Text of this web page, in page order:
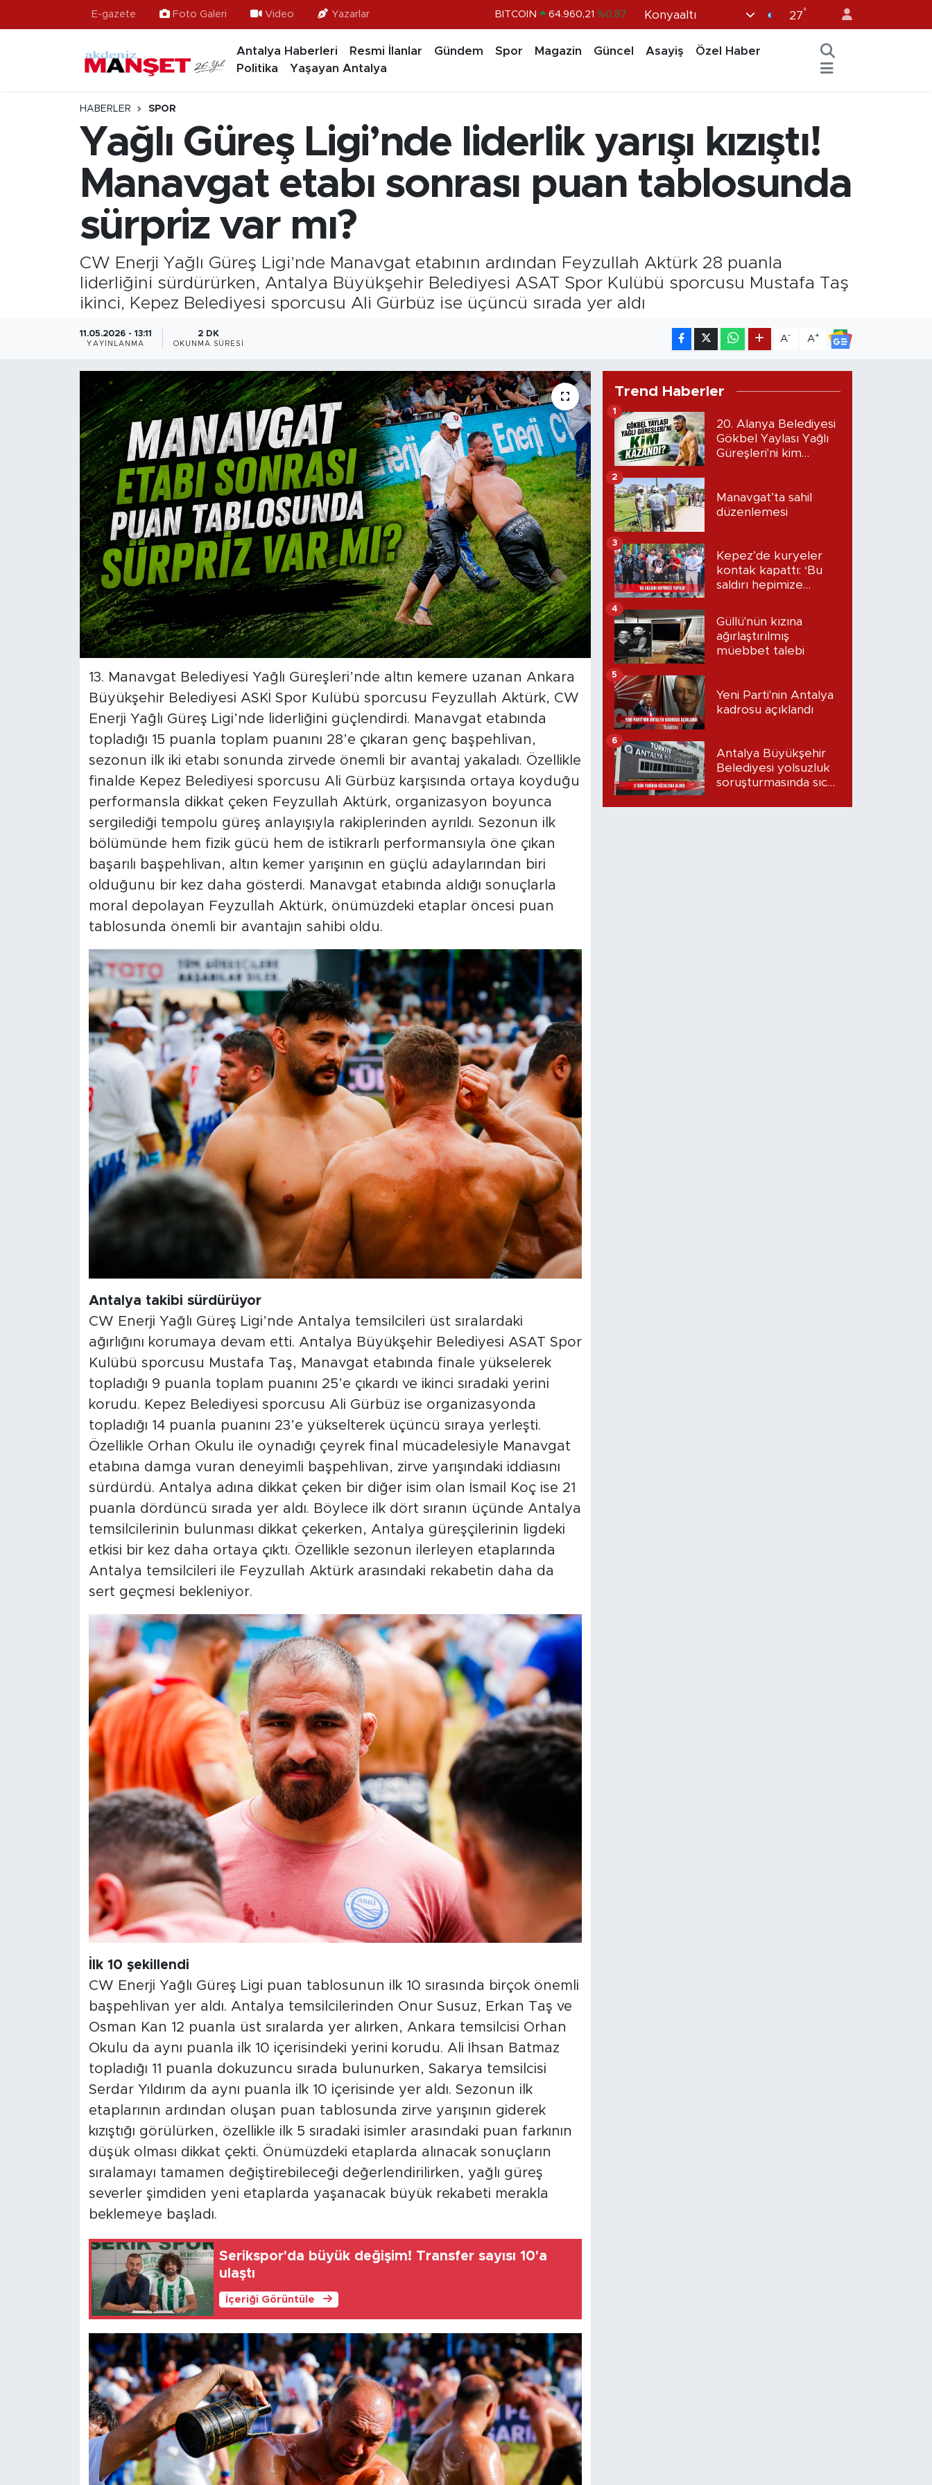
E-gazete Foto Galeri Video Yazarlar DOLAR 47,7436 %0.18
55,2510
Konyaaltı 27°
Antalya Haberleri Resmi İlanlar Gündem Spor Magazin Güncel Asayiş
Özel Haber
Politika
Yaşayan Antalya
HABERLER SPOR
Yağlı Güreş Ligi’nde liderlik yarışı kızıştı!
Manavgat etabı sonrası puan tablosunda
sürpriz var mı?
CW Enerji Yağlı Güreş Ligi’nde Manavgat etabının ardından Feyzullah Aktürk 28 puanla
liderliğini sürdürürken, Antalya Büyükşehir Belediyesi ASAT Spor Kulübü sporcusu Mustafa Taş
ikinci, Kepez Belediyesi sporcusu Ali Gürbüz ise üçüncü sırada yer aldı
11.05.2026 - 13:11
YAYINLANMA
2 DK
OKUNMA SÜRESI
A- A+
13. Manavgat Belediyesi Yağlı Güreşleri’nde altın kemere uzanan Ankara
Büyükşehir Belediyesi ASKİ Spor Kulübü sporcusu Feyzullah Aktürk, CW
Enerji Yağlı Güreş Ligi’nde liderliğini güçlendirdi. Manavgat etabında
topladığı 15 puanla toplam puanını 28’e çıkaran genç başpehlivan,
sezonun ilk iki etabı sonunda zirvede önemli bir avantaj yakaladı. Özellikle
finalde Kepez Belediyesi sporcusu Ali Gürbüz karşısında ortaya koyduğu
performansla dikkat çeken Feyzullah Aktürk, organizasyon boyunca
sergilediği tempolu güreş anlayışıyla rakiplerinden ayrıldı. Sezonun ilk
bölümünde hem fizik gücü hem de istikrarlı performansıyla öne çıkan
başarılı başpehlivan, altın kemer yarışının en güçlü adaylarından biri
olduğunu bir kez daha gösterdi. Manavgat etabında aldığı sonuçlarla
moral depolayan Feyzullah Aktürk, önümüzdeki etaplar öncesi puan
tablosunda önemli bir avantajın sahibi oldu.
Antalya takibi sürdürüyor
CW Enerji Yağlı Güreş Ligi’nde Antalya temsilcileri üst sıralardaki
ağırlığını korumaya devam etti. Antalya Büyükşehir Belediyesi ASAT Spor
Kulübü sporcusu Mustafa Taş, Manavgat etabında finale yükselerek
topladığı 9 puanla toplam puanını 25’e çıkardı ve ikinci sıradaki yerini
korudu. Kepez Belediyesi sporcusu Ali Gürbüz ise organizasyonda
topladığı 14 puanla puanını 23’e yükselterek üçüncü sıraya yerleşti.
Özellikle Orhan Okulu ile oynadığı çeyrek final mücadelesiyle Manavgat
etabına damga vuran deneyimli başpehlivan, zirve yarışındaki iddiasını
sürdürdü. Antalya adına dikkat çeken bir diğer isim olan İsmail Koç ise 21
puanla dördüncü sırada yer aldı. Böylece ilk dört sıranın üçünde Antalya
temsilcilerinin bulunması dikkat çekerken, Antalya güreşçilerinin ligdeki
etkisi bir kez daha ortaya çıktı. Özellikle sezonun ilerleyen etaplarında
Antalya temsilcileri ile Feyzullah Aktürk arasındaki rekabetin daha da
sert geçmesi bekleniyor.
İlk 10 şekillendi
CW Enerji Yağlı Güreş Ligi puan tablosunun ilk 10 sırasında birçok önemli
başpehlivan yer aldı. Antalya temsilcilerinden Onur Susuz, Erkan Taş ve
Osman Kan 12 puanla üst sıralarda yer alırken, Ankara temsilcisi Orhan
Okulu da aynı puanla ilk 10 içerisindeki yerini korudu. Ali İhsan Batmaz
topladığı 11 puanla dokuzuncu sırada bulunurken, Sakarya temsilcisi
Serdar Yıldırım da aynı puanla ilk 10 içerisinde yer aldı. Sezonun ilk
etaplarının ardından oluşan puan tablosunda zirve yarışının giderek
kızıştığı görülürken, özellikle ilk 5 sıradaki isimler arasındaki puan farkının
düşük olması dikkat çekti. Önümüzdeki etaplarda alınacak sonuçların
sıralamayı tamamen değiştirebileceği değerlendirilirken, yağlı güreş
severler şimdiden yeni etaplarda yaşanacak büyük rekabeti merakla
beklemeye başladı.
Serikspor'da büyük değişim! Transfer sayısı 10'a
ulaştı
İçeriği Görüntüle
Trend Haberler
20. Alanya Belediyesi
Gökbel Yaylası Yağlı
Güreşleri'ni kim
1
Manavgat’ta sahil
düzenlemesi
2
Kepez’de kuryeler
kontak kapattı: ‘Bu
saldırı hepimize
3
Güllü'nün kızına
ağırlaştırılmış
müebbet talebi
4
Yeni Parti'nin Antalya
kadrosu açıklandı
5
Antalya Büyükşehir
Belediyesi yolsuzluk
soruşturmasında sıcak
6
Ekonomi
Gündem
Kültür- Sanat
Magazin
Özel Haber
Politika
Resmi İlanlar
Antalya Nöbetçi Eczaneler
Antalya Namaz Vakitleri
Antalya Trafik Yoğunluk Haritası
Süper Lig Puan Durumu ve Fikstür
Tüm Manşetler
Son Dakika Haberleri
Haber Arşivi